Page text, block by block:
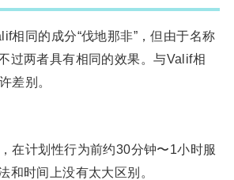
相同的成分“伐地那非”，但由于名称
过两者具有相同的效果。与Valif相
差别。
在计划性行为前约30分钟〜1小时服
和时间上没有太大区别。